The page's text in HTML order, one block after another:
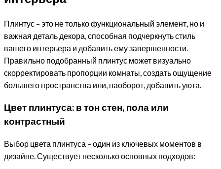
Плинтус – это не только функциональный элемент, но и
важная деталь декора, способная подчеркнуть стиль
вашего интерьера и добавить ему завершенности.
Правильно подобранный плинтус может визуально
скорректировать пропорции комнаты, создать ощущение
большего пространства или, наоборот, добавить уюта.
Цвет плинтуса: в тон стен, пола или
контрастный
Выбор цвета плинтуса – один из ключевых моментов в
дизайне. Существует несколько основных подходов: